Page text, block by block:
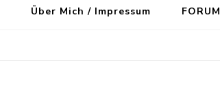
Über Mich / Impressum FORUM